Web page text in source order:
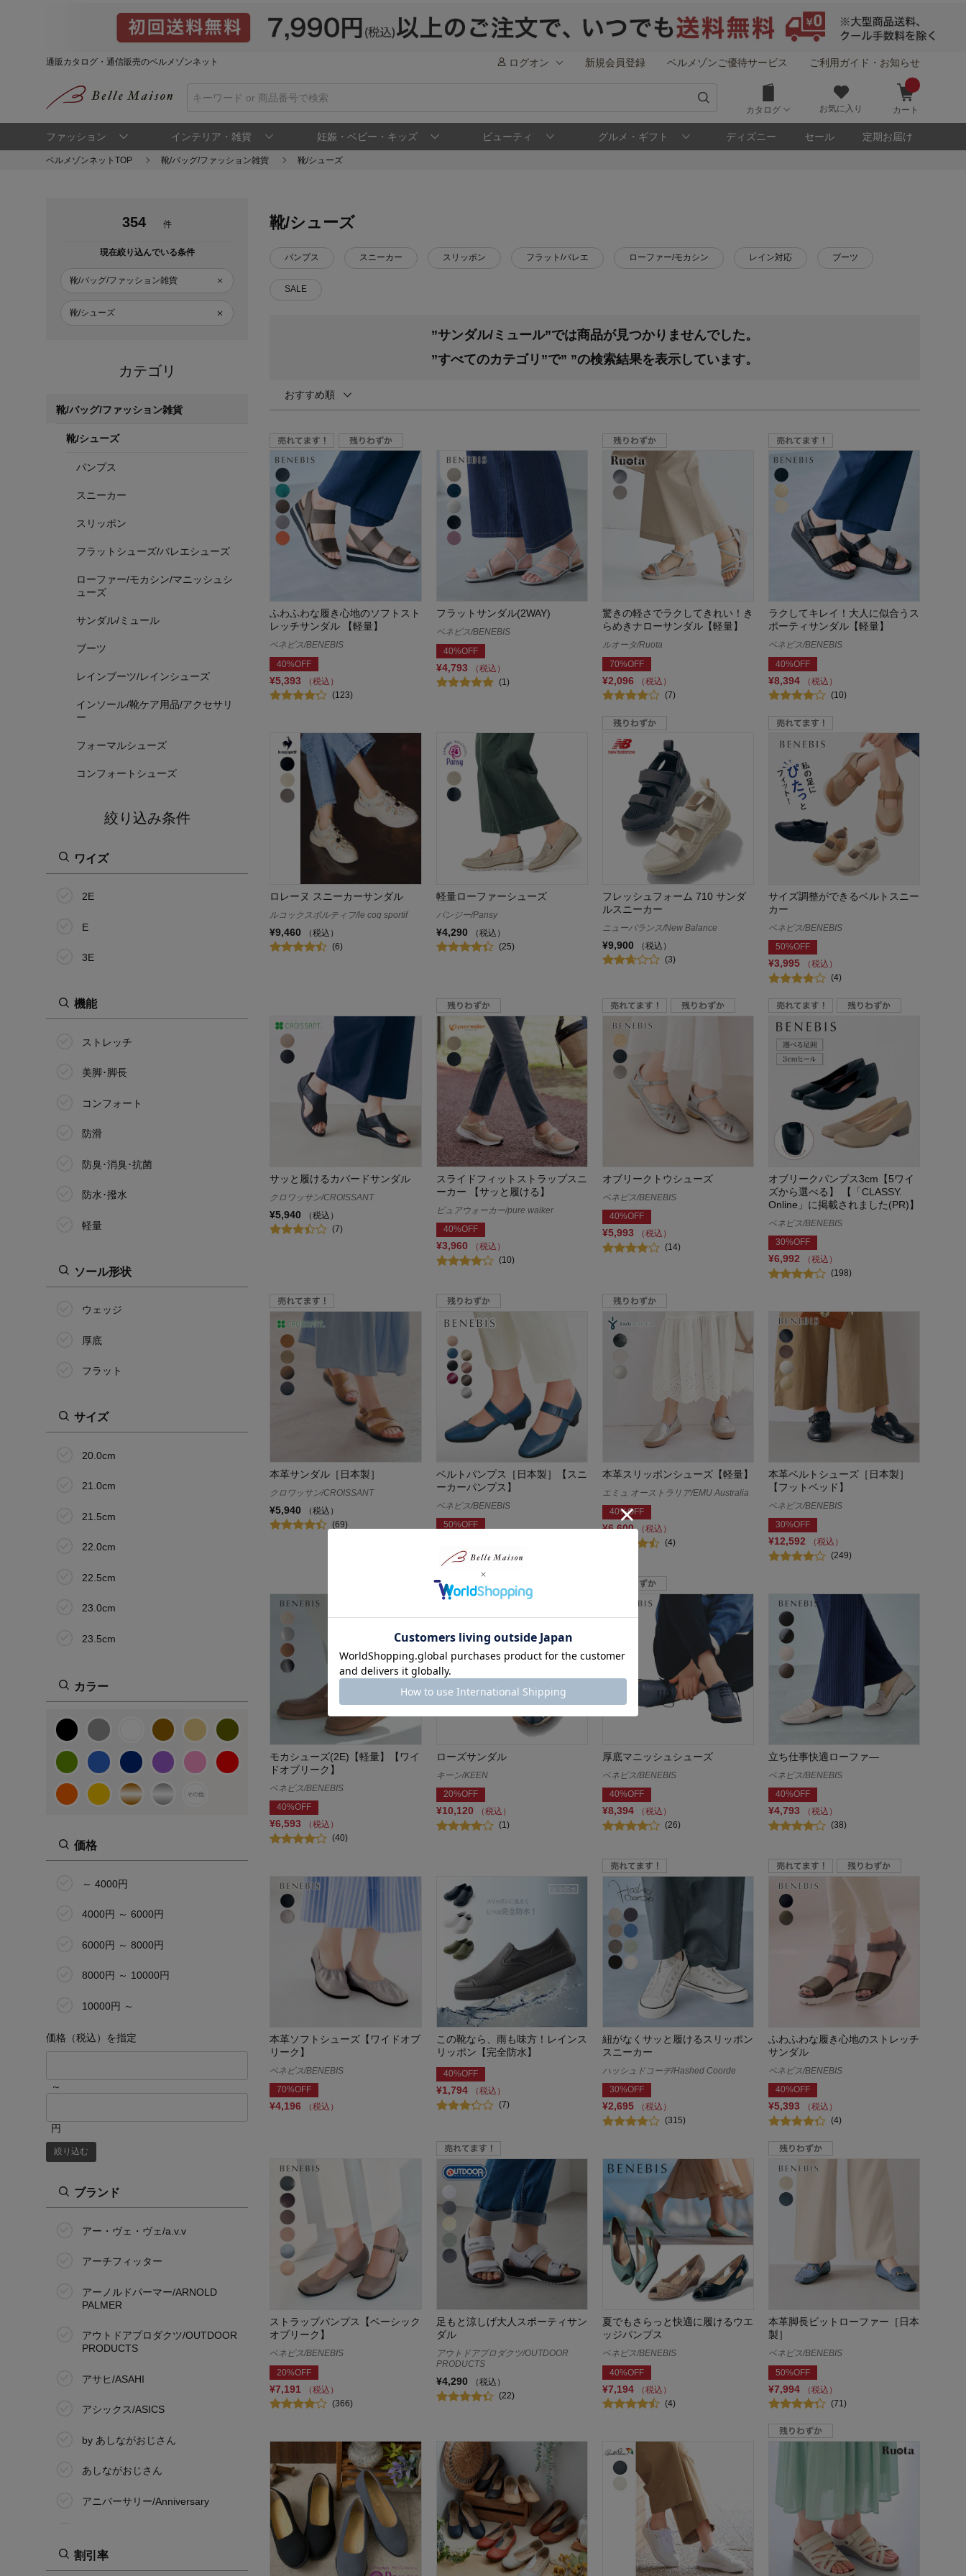
通販カタログ・通信販売のベルメゾンネット ログオン 新規会員登録 ベルメゾンご優待サービス ご利用ガイド・お知らせ
カタログ お気に入り カート
ファッション インテリア・雑貨 妊娠・ベビー・キッズ ビューティ グルメ・ギフト ディズニー セール 定期お届け
ベルメゾンネットTOP 靴/バッグ/ファッション雑貨 靴/シューズ
354 件
現在絞り込んでいる条件
靴/バッグ/ファッション雑貨
靴/シューズ
カテゴリ
靴/バッグ/ファッション雑貨
靴/シューズ
パンプス
スニーカー
スリッポン
フラットシューズ/バレエシューズ
ローファー/モカシン/マニッシュシ
ューズ
サンダル/ミュール
ブーツ
レインブーツ/レインシューズ
インソール/靴ケア用品/アクセサリ
ー
フォーマルシューズ
コンフォートシューズ
絞り込み条件
ワイズ
2E
E
3E
機能
ストレッチ
美脚･脚長
コンフォート
防滑
防臭･消臭･抗菌
防水･撥水
軽量
ソール形状
ウェッジ
厚底
フラット
サイズ
20.0cm
21.0cm
21.5cm
22.0cm
22.5cm
23.0cm
23.5cm
24.5cm
25.0cm
25.5cm
26.0cm
M
L
LL
3L
11号(リング)
13号(リング)
14号(リング)
16号(リング)
その他
カラー
その他
価格
～ 4000円
4000円 ～ 6000円
6000円 ～ 8000円
8000円 ～ 10000円
10000円 ～
価格（税込）を指定
～
円
絞り込む
ブランド
アー・ヴェ・ヴェ/a.v.v
アーチフィッター
アーノルドパーマー/ARNOLD
PALMER
アウトドアプロダクツ/OUTDOOR
PRODUCTS
アサヒ/ASAHI
アシックス/ASICS
by あしながおじさん
あしながおじさん
アニバーサリー/Anniversary
アレッツォ/AREZZO
割引率
靴/シューズ
パンプス スニーカー スリッポン フラット/バレエ ローファー/モカシン レイン対応 ブーツ
SALE
”サンダル/ミュール”では商品が見つかりませんでした。
”すべてのカテゴリ”で” ”の検索結果を表示しています。
おすすめ順
ふわふわな履き心地のソフトスト
レッチサンダル 【軽量】
ベネビス/BENEBIS
40%OFF
¥5,393
（税込）
(123)
フラットサンダル(2WAY)
ベネビス/BENEBIS
40%OFF
¥4,793
（税込）
(1)
驚きの軽さでラクしてきれい！き
らめきナローサンダル【軽量】
ルオータ/Ruota
70%OFF
¥2,096
（税込）
(7)
ラクしてキレイ！大人に似合うス
ポーティサンダル【軽量】
ベネビス/BENEBIS
40%OFF
¥8,394
（税込）
(10)
ロレーヌ スニーカーサンダル
ルコックスポルティフ/le coq sportif
¥9,460
（税込）
(6)
軽量ローファーシューズ
パンジー/Pansy
¥4,290
（税込）
(25)
フレッシュフォーム 710 サンダ
ルスニーカー
ニューバランス/New Balance
¥9,900
（税込）
(3)
サイズ調整ができるベルトスニー
カー
ベネビス/BENEBIS
50%OFF
¥3,995
（税込）
(4)
サッと履けるカバードサンダル
クロワッサン/CROISSANT
¥5,940
（税込）
(7)
スライドフィットストラップスニ
ーカー 【サッと履ける】
ピュアウォーカー/pure walker
40%OFF
¥3,960
（税込）
(10)
オブリークトウシューズ
ベネビス/BENEBIS
40%OFF
¥5,993
（税込）
(14)
オブリークパンプス3cm【5ワイ
ズから選べる】 【「CLASSY.
Online」に掲載されました(PR)】
ベネビス/BENEBIS
30%OFF
¥6,992
（税込）
(198)
本革サンダル［日本製］
クロワッサン/CROISSANT
¥5,940
（税込）
(69)
ベルトパンプス［日本製］【スニ
ーカーパンプス】
ベネビス/BENEBIS
50%OFF
(405)
本革スリッポンシューズ【軽量】
エミュ オーストラリア/EMU Australia
40%OFF
¥6,600（税込）
(4)
本革ベルトシューズ［日本製］
【フットベッド】
ベネビス/BENEBIS
30%OFF
¥12,592
（税込）
(249)
モカシューズ(2E)【軽量】【ワイ
ドオブリーク】
ベネビス/BENEBIS
40%OFF
¥6,593
（税込）
(40)
ローズサンダル
キーン/KEEN
20%OFF
¥10,120
（税込）
(1)
厚底マニッシュシューズ
ベネビス/BENEBIS
40%OFF
¥8,394
（税込）
(26)
立ち仕事快適ローファ―
ベネビス/BENEBIS
40%OFF
¥4,793
（税込）
(38)
本革ソフトシューズ【ワイドオブ
リーク】
ベネビス/BENEBIS
70%OFF
¥4,196 （税込）
この靴なら、雨も味方！レインス
リッポン【完全防水】
40%OFF
¥1,794
（税込）
(7)
紐がなくサッと履けるスリッポン
スニーカー
ハッシュドコーデ/Hashed Coorde
30%OFF
¥2,695
（税込）
(315)
ふわふわな履き心地のストレッチ
サンダル
ベネビス/BENEBIS
40%OFF
¥5,393
（税込）
(4)
ストラップパンプス【ベーシック
オブリーク】
ベネビス/BENEBIS
20%OFF
¥7,191
（税込）
(366)
足もと涼しげ大人スポーティサン
ダル
アウトドアプロダクツ/OUTDOOR
PRODUCTS
¥4,290
（税込）
(22)
夏でもさらっと快適に履けるウエ
ッジパンプス
ベネビス/BENEBIS
40%OFF
¥7,194
（税込）
(4)
本革脚長ビットローファー［日本
製］
ベネビス/BENEBIS
50%OFF
¥7,994
（税込）
(71)